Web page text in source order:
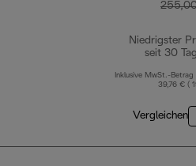
Niedrigster
seit 30
Inklusive MwSt.-Betrag
39,76 € (
Vergleichen